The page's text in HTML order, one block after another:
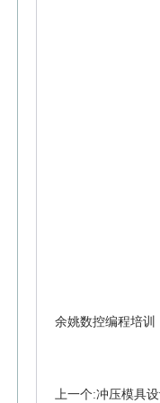
余姚数控编程培训
上一个:冲压模具